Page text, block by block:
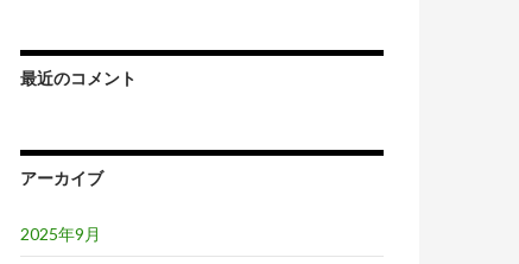
最近のコメント
アーカイブ
2025年9月